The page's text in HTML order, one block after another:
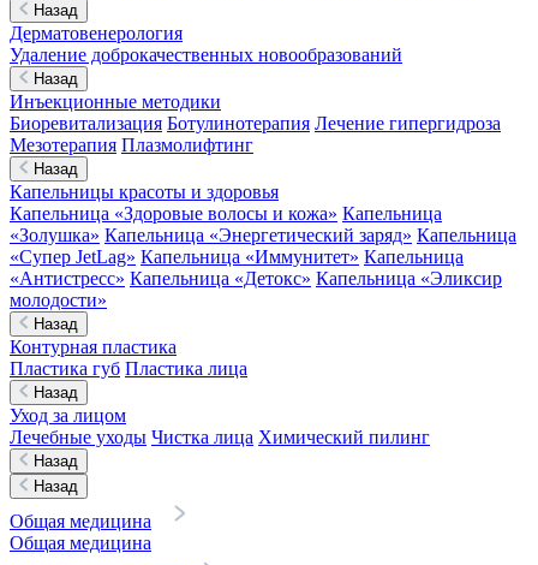
Назад
Дерматовенерология
Удаление доброкачественных новообразований
Назад
Инъекционные методики
Биоревитализация Ботулинотерапия Лечение гипергидроза
Мезотерапия Плазмолифтинг
Назад
Капельницы красоты и здоровья
Капельница «Здоровые волосы и кожа» Капельница
«Золушка» Капельница «Энергетический заряд» Капельница
«Супер JetLag» Капельница «Иммунитет» Капельница
«Антистресс» Капельница «Детокс» Капельница «Эликсир
молодости»
Назад
Контурная пластика
Пластика губ Пластика лица
Назад
Уход за лицом
Лечебные уходы Чистка лица Химический пилинг
Назад
Назад
Общая медицина
Общая медицина